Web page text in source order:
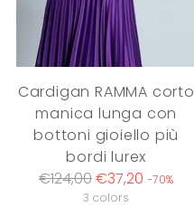
Cardigan RAMMA corto
manica lunga con
bottoni gioiello più
bordi lurex
Regular
€124,00€37,20 -70%
3 colors